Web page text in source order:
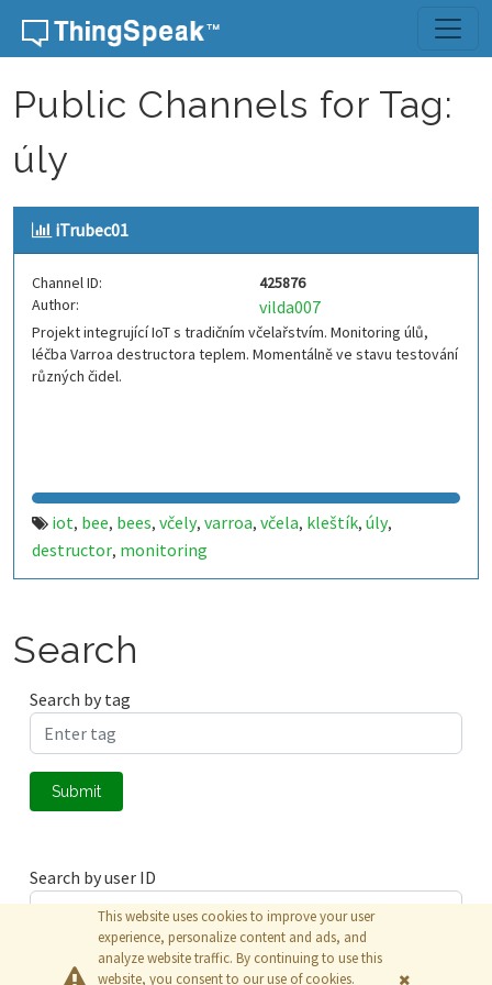
Skip to content
Public Channels for Tag:
úly
iTrubec01
Channel ID:
425876
Author:
vilda007
Projekt integrující IoT s tradičním včelařstvím. Monitoring úlů,
léčba Varroa destructora teplem. Momentálně ve stavu testování
různých čidel.
iot, bee, bees, včely, varroa, včela, kleštík, úly,
destructor, monitoring
Search
Search by tag
Submit
Search by user ID
Submit
This website uses cookies to improve your user
experience, personalize content and ads, and
analyze website traffic. By continuing to use this
website, you consent to our use of cookies.